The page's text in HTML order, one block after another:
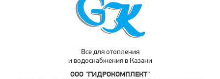
Все для отопления
и водоснабжения в Казани
ООО "ГИДРОКОМПЛЕКТ"